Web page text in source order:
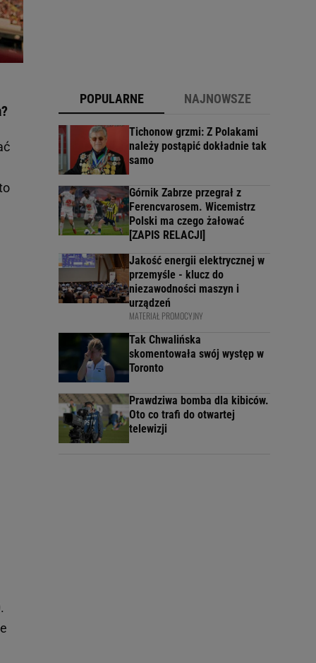
POPULARNE NAJNOWSZE
Tichonow grzmi: Z Polakami
należy postąpić dokładnie tak
samo
Górnik Zabrze przegrał z
Ferencvarosem. Wicemistrz
Polski ma czego żałować
[ZAPIS RELACJI]
Jakość energii elektrycznej w
przemyśle - klucz do
niezawodności maszyn i
urządzeń
MATERIAŁ PROMOCYJNY
Tak Chwalińska
skomentowała swój występ w
Toronto
Prawdziwa bomba dla kibiców.
Oto co trafi do otwartej
telewizji